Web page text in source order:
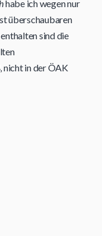
habe ich wegen nur
überschaubaren
sind die
nicht in der ÖAK